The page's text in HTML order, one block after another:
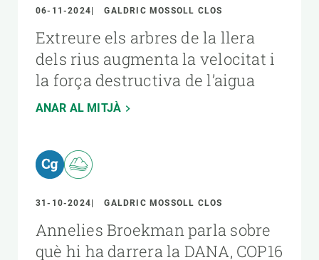
06-11-2024 GALDRIC MOSSOLL CLOS
Extreure els arbres de la llera
dels rius augmenta la velocitat i
la força destructiva de l’aigua
ANAR AL MITJÀ
31-10-2024 GALDRIC MOSSOLL CLOS
Annelies Broekman parla sobre
què hi ha darrera la DANA, COP16